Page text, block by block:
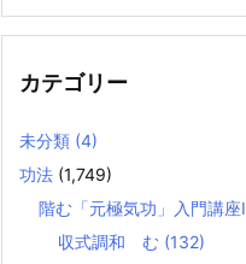
カテゴリー
未分類 (4)
功法 (1,749)
階む「元極気功」入門講座Ⅰ
収式調和 む (132)